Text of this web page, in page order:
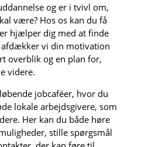
og er i tvivl om,
være? Hos os kan du få
hjælper dig med at finde
afdækker vi din motivation
overblik og en plan for,
videre.
jobcaféer, hvor du
lokale arbejdsgivere, som
Her kan du både høre
stille spørgsmål